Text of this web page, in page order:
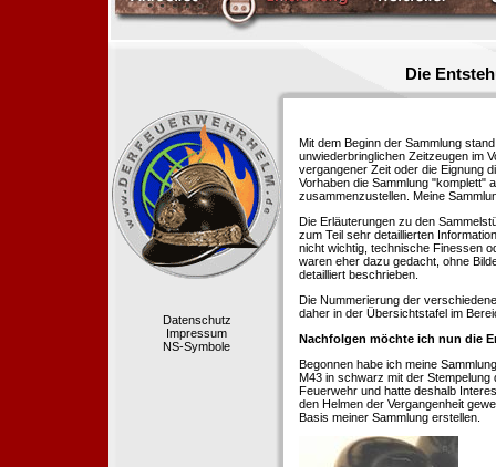
Die
Datenschutz
Impressum
NS-Symbole
Mit dem Beginn der Sammlung
unwiederbringlichen Zeitzeugen im
vergangener Zeit oder die Eignung
Vorhaben die Sammlung "komplett"
zusammenzustellen. Meine
Die Erläuterungen zu den
zum Teil sehr detaillierten
nicht wichtig, technische Finessen
waren eher dazu gedacht, ohne
detailliert beschrieben.
Die Nummerierung der
daher in der Übersichtstafel im
Nachfolgen möchte ich nun die
Begonnen habe ich meine
M43 in schwarz mit der Stempelung
Feuerwehr und hatte deshalb
den Helmen der Vergangenheit
Basis meiner Sammlung erstellen.